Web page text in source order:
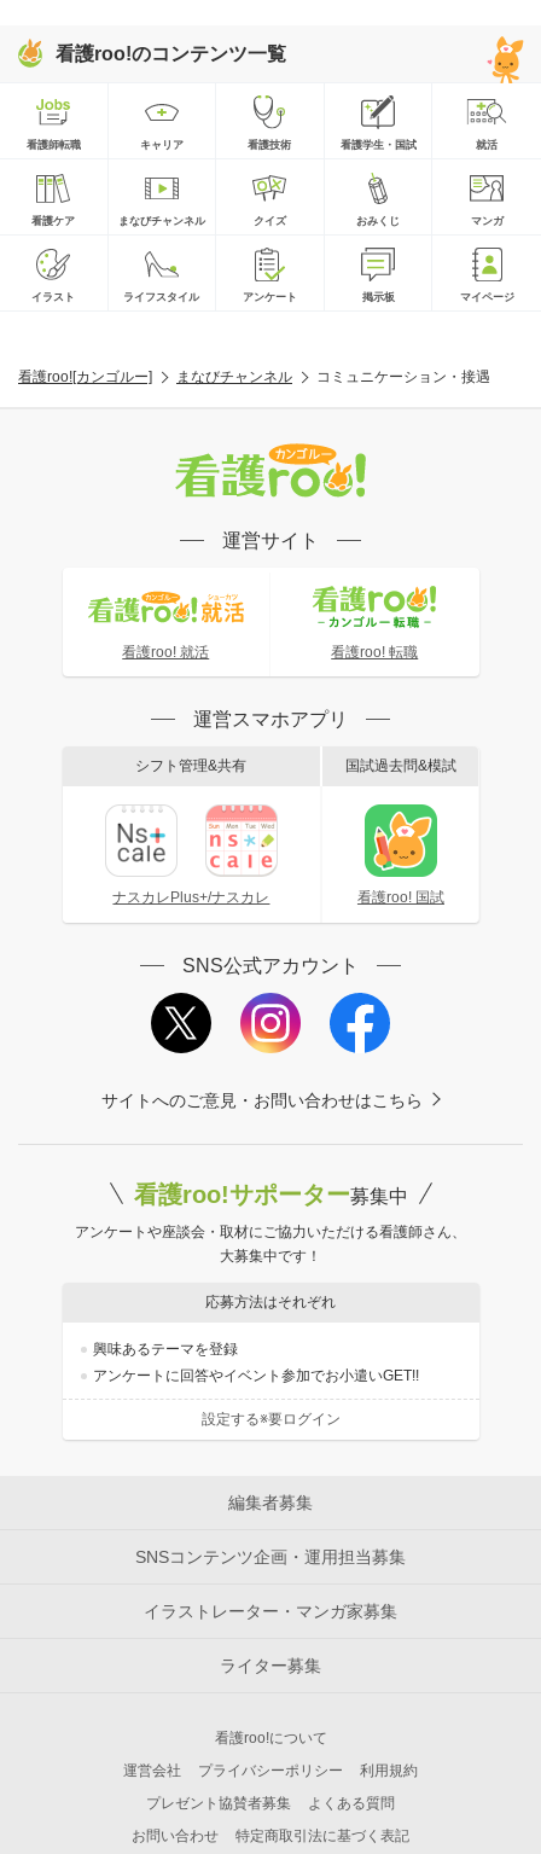
看護roo!のコンテンツ一覧
看護師転職 キャリア 看護技術 看護学生・国試 就活
看護ケア まなびチャンネル クイズ おみくじ マンガ
イラスト ライフスタイル アンケート 掲示板 マイページ
看護roo![カンゴルー] まなびチャンネル コミュニケーション・接遇
運営サイト
看護roo! 就活 看護roo! 転職
運営スマホアプリ
シフト管理&共有
ナスカレPlus+/ナスカレ
国試過去問&模試
看護roo! 国試
SNS公式アカウント
サイトへのご意見・お問い合わせはこちら
看護roo!サポーター募集中
アンケートや座談会・取材にご協力いただける看護師さん、
大募集中です！
応募方法はそれぞれ
興味あるテーマを登録
アンケートに回答やイベント参加でお小遣いGET!!
設定する※要ログイン
編集者募集
SNSコンテンツ企画・運用担当募集
イラストレーター・マンガ家募集
ライター募集
看護roo!について
運営会社
プライバシーポリシー
利用規約
プレゼント協賛者募集
よくある質問
お問い合わせ
特定商取引法に基づく表記